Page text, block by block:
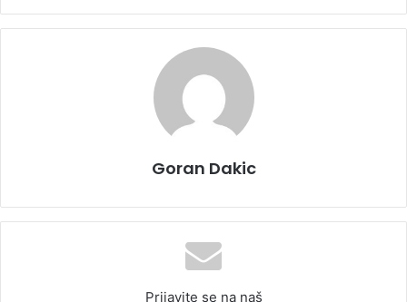
Goran Dakic
Prijavite se na naš